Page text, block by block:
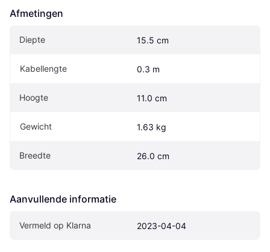
Afmetingen
Diepte 15.5 cm
Kabellengte 0.3 m
Hoogte 11.0 cm
Gewicht 1.63 kg
Breedte 26.0 cm
Aanvullende informatie
Vermeld op Klarna 2023-04-04